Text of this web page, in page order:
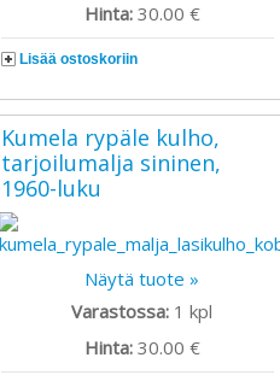
Hinta: 30.00 €
Lisää ostoskoriin
Kumela rypäle kulho,
tarjoilumalja sininen,
1960-luku
Näytä tuote »
Varastossa: 1 kpl
Hinta: 30.00 €